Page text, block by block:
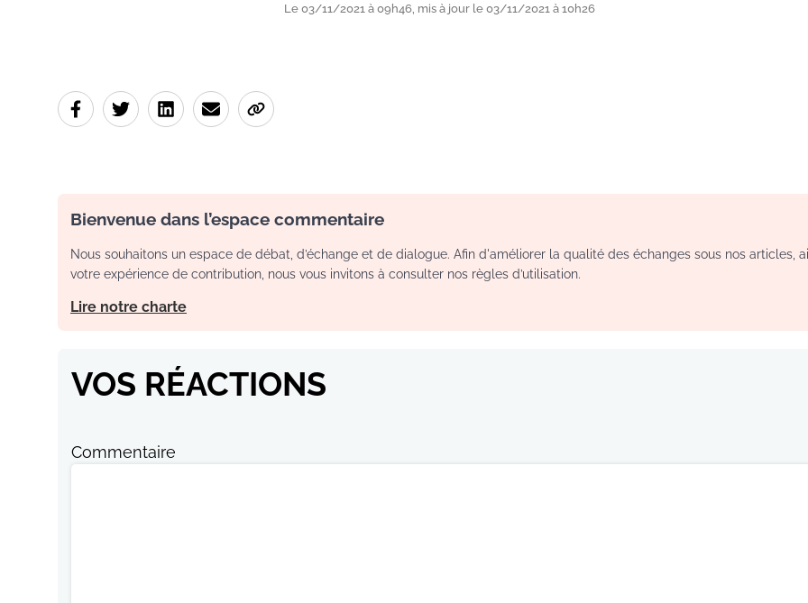
Le 03/11/2021 à 09h46, mis à jour le 03/11/2021 à 10h26
Bienvenue dans l’espace commentaire
Nous souhaitons un espace de débat, d’échange et de dialogue. Afin d'améliorer la qualité des échanges sous nos articles,
votre expérience de contribution, nous vous invitons à consulter nos règles d’utilisation.
Lire notre charte
VOS RÉACTIONS
Commentaire